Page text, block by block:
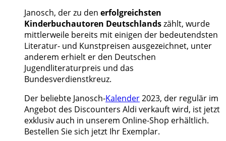
Janosch, der zu den erfolgreichsten
Kinderbuchautoren Deutschlandszählt, wurde
mittlerweile bereits mit einigen der bedeutendsten
Literatur- und Kunstpreisen ausgezeichnet, unter
anderem erhielt er den Deutschen
Jugendliteraturpreis und das
Bundesverdienstkreuz.
Der beliebte Janosch-Kalender2023, der regulär im
Angebot des Discounters Aldi verkauft wird, ist jetzt
exklusiv auch in unserem Online-Shop erhältlich.
Bestellen Sie sich jetzt Ihr Exemplar.